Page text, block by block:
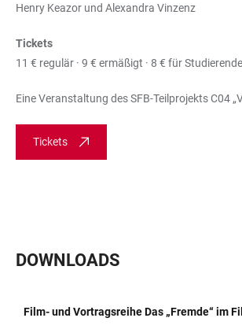
Henry Keazor und Alexandra Vinzenz
Tickets
11 € regulär · 9 € ermäßigt · 8 € für
Eine Veranstaltung des SFB-Teilprojekts C04
Tickets
DOWNLOADS
Film- und Vortragsreihe Das „Fremde“ im